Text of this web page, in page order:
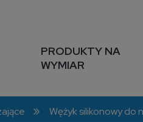
PRODUKTY NA
WYMIAR
» Wężyk silikonowy do